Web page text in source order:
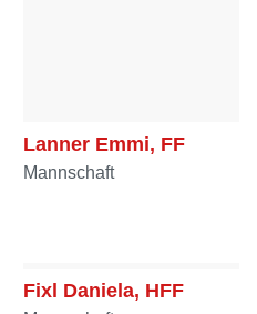
Lanner Emmi, FF
Mannschaft
Fixl Daniela, HFF